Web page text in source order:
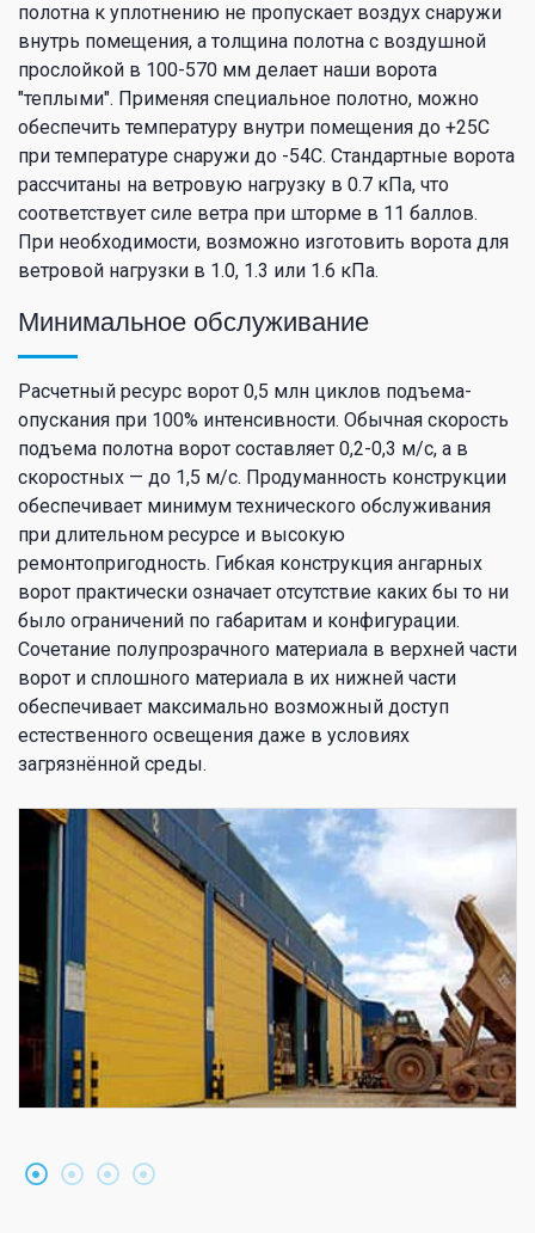
полотна к уплотнению не пропускает воздух снаружи
внутрь помещения, а толщина полотна с воздушной
прослойкой в 100-570 мм делает наши ворота
"теплыми". Применяя специальное полотно, можно
обеспечить температуру внутри помещения до +25С
при температуре снаружи до -54С. Стандартные ворота
рассчитаны на ветровую нагрузку в 0.7 кПа, что
соответствует силе ветра при шторме в 11 баллов.
При необходимости, возможно изготовить ворота для
ветровой нагрузки в 1.0, 1.3 или 1.6 кПа.
Минимальное обслуживание
Расчетный ресурс ворот 0,5 млн циклов подъема-
опускания при 100% интенсивности. Обычная скорость
подъема полотна ворот составляет 0,2-0,3 м/c, а в
скоростных — до 1,5 м/c. Продуманность конструкции
обеспечивает минимум технического обслуживания
при длительном ресурсе и высокую
ремонтопригодность. Гибкая конструкция ангарных
ворот практически означает отсутствие каких бы то ни
было ограничений по габаритам и конфигурации.
Сочетание полупрозрачного материала в верхней части
ворот и сплошного материала в их нижней части
обеспечивает максимально возможный доступ
естественного освещения даже в условиях
загрязнённой среды.